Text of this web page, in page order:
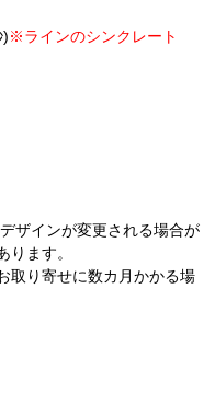
)※ラインのシンクレート
ザインが変更される場合が
ります。
取り寄せに数カ月かかる場